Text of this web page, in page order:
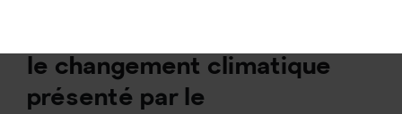
le changement climatique
présenté par le